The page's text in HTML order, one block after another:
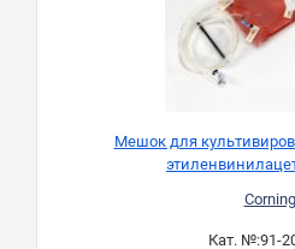
Мешок для
Corning
Кат. №:91-